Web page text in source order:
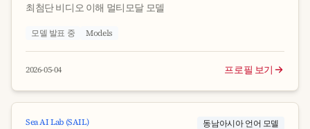
최첨단 비디오 이해 멀티모달 모델
모델 발표 중 Models
2026-05-04 프로필 보기
Sea AI Lab (SAIL) 동남아시아 언어 모델